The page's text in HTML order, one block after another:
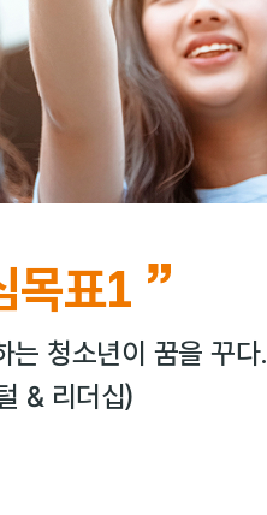
목표1
는 청소년이 꿈을 꾸다.
& 리더십)